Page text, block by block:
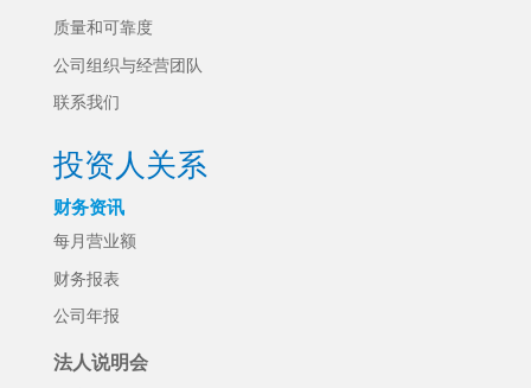
质量和可靠度
公司组织与经营团队
联系我们
投资人关系
财务资讯
每月营业额
财务报表
公司年报
法人说明会